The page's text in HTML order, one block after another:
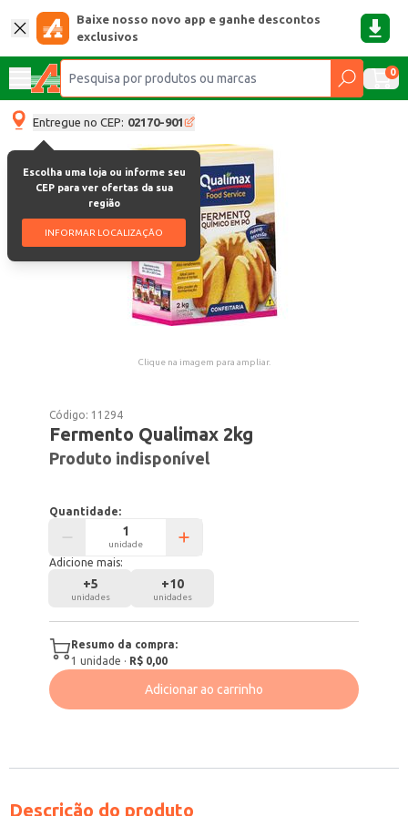
Baixe nosso novo app e ganhe descontos
exclusivos
0
Entregue no CEP: 02170-901
Escolha uma loja ou informe seu
CEP para ver ofertas da sua
região
INFORMAR LOCALIZAÇÃO
Clique na imagem para ampliar.
Código: 11294
Fermento Qualimax 2kg
Produto indisponível
Quantidade:
unidade
Adicione mais:
+5
unidades
+10
unidades
Resumo da compra:
1 unidade · R$ 0,00
Adicionar ao carrinho
Descrição do produto